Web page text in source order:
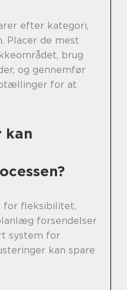
efter kategori,
Placer de mest
brug
og gennemfør
for at
kan
for fleksibilitet,
forsendelser
system for
kan spare